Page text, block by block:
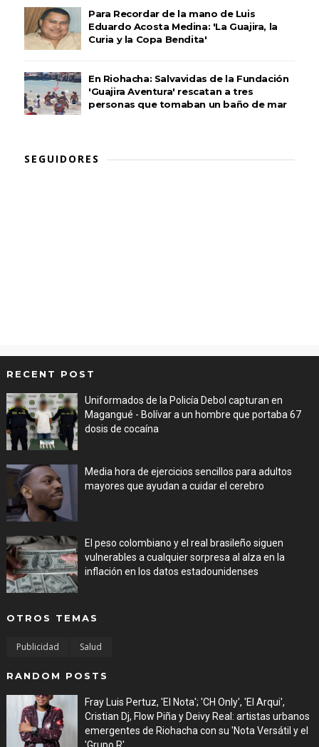
Para Recordar de la mano de Luis
Eduardo Acosta Medina: 'La Guajira, la
Curia y la Copa Bendita'
En Riohacha: Salvavidas de la Fundación
'Guajira Aventura' rescatan a tres
personas que tomaban un baño de mar
SEGUIDORES
RECENT POST
Uniformados de la Policía Debol capturan en
Magangué - Bolívar a un hombre que portaba 67
dosis de cocaína
Media hora de ejercicios sencillos para adultos
mayores que ayudan a cuidar el cerebro
El peso colombiano y el real brasileño siguen
vulnerables a cualquier sorpresa al alza en la
inflación en los datos estadounidenses
OTROS TEMAS
Publicidad Salud
RANDOM POSTS
Fray Luis Pertuz, 'El Nota'; 'CH Only', 'El Arqui',
Cristian Dj, Flow Piña y Deivy Real: artistas urbanos
emergentes de Riohacha con su 'Nota Versátil y el